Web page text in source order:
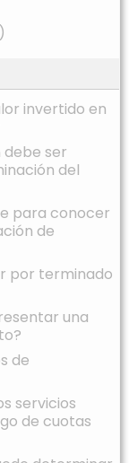
invertido en
ser
del
para conocer
de
por terminado
una
de
servicios
de cuotas